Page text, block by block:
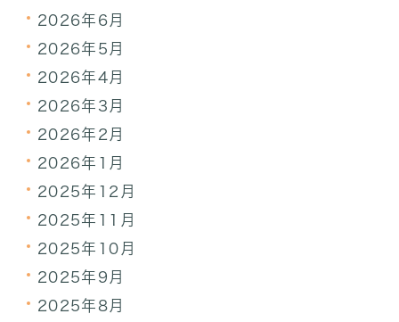
2026年6月
2026年5月
2026年4月
2026年3月
2026年2月
2026年1月
2025年12月
2025年11月
2025年10月
2025年9月
2025年8月